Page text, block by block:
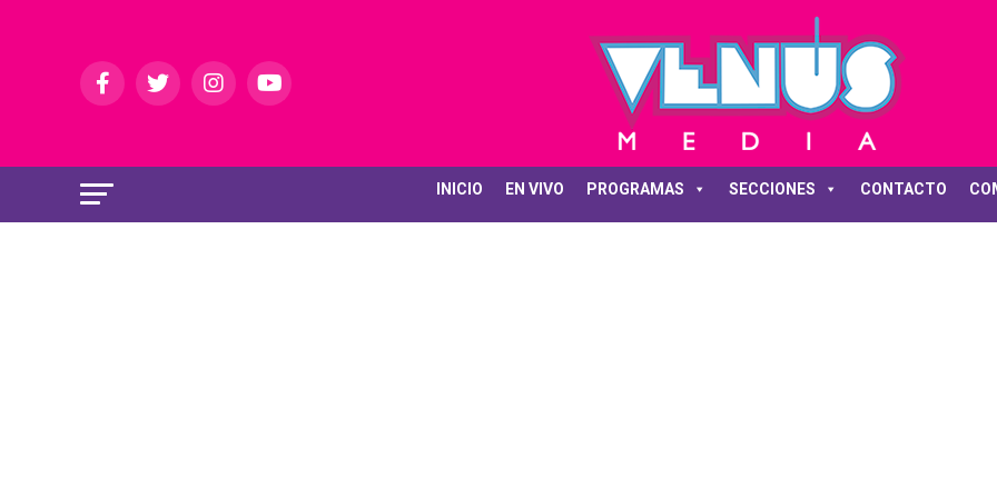
INICIO EN VIVO PROGRAMAS SECCIONES CONTACTO